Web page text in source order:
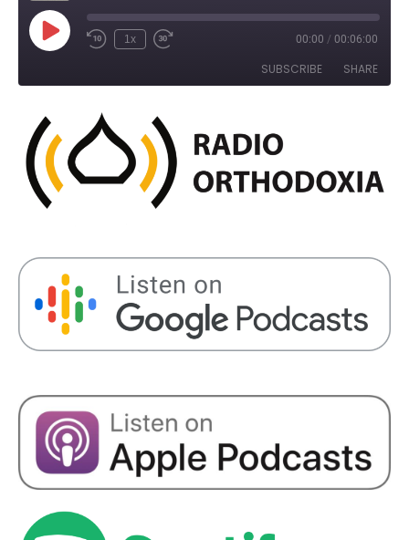
Play
EpisodeRewind
1x
Fast
seconds
00:00 / 00:06:00
SUBSCRIBE SHARE
RSS FEED
SHARE
LINK
EMBED